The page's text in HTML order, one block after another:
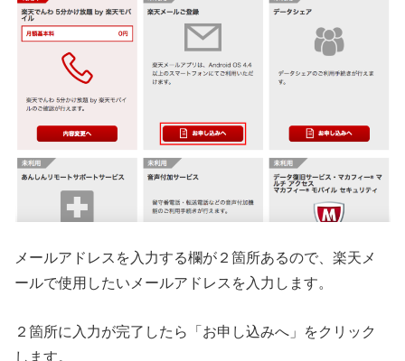
メールアドレスを入力する欄が２箇所あるので、楽天メ
ールで使用したいメールアドレスを入力します。
２箇所に入力が完了したら「お申し込みへ」をクリック
します。